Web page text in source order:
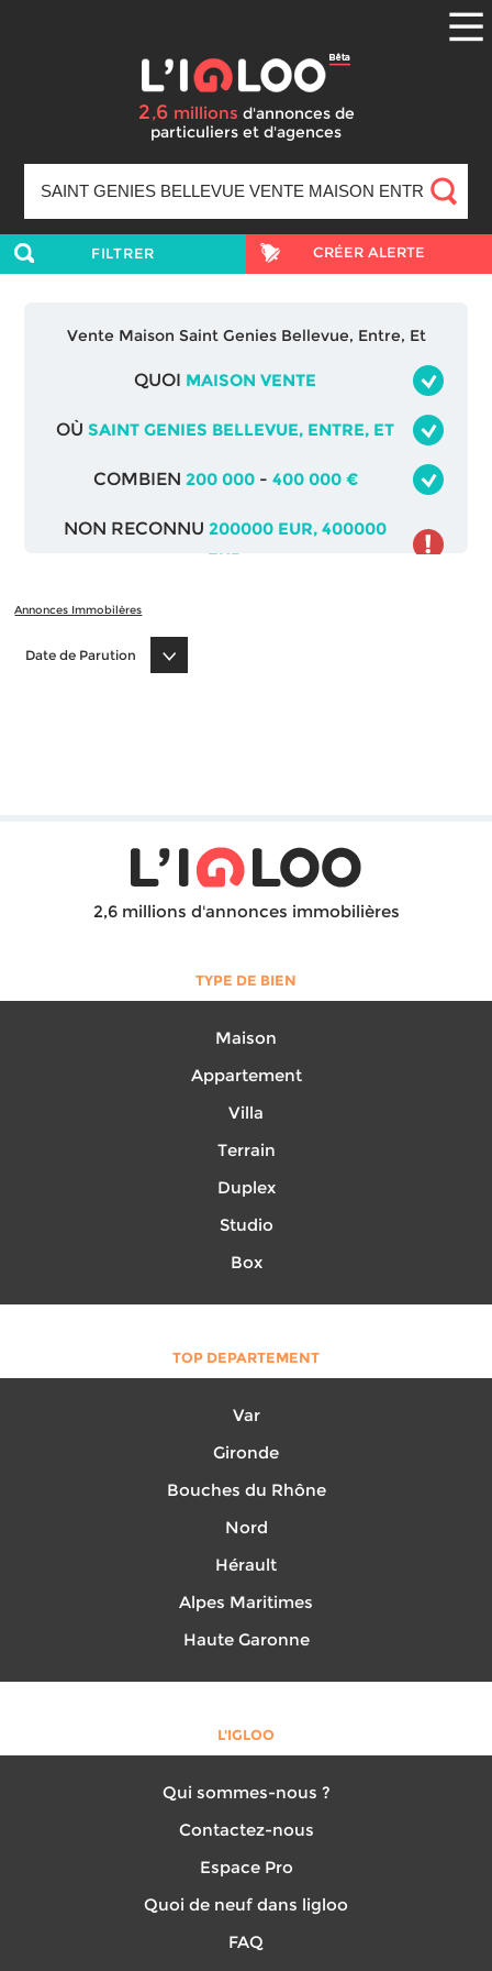
2,6 millions d'annonces de
particuliers et d'agences
FILTRER CRÉER ALERTE
Vente Maison Saint Genies Bellevue, Entre, Et
QUOI MAISON VENTE
OÙ SAINT GENIES BELLEVUE, ENTRE, ET
COMBIEN 200 000 - 400 000 €
NON RECONNU 200000 EUR, 400000
EUR
Annonces Immobilères
Date de Parution
2,6 millions d'annonces immobilières
TYPE DE BIEN
Maison
Appartement
Villa
Terrain
Duplex
Studio
Box
TOP DEPARTEMENT
Var
Gironde
Bouches du Rhône
Nord
Hérault
Alpes Maritimes
Haute Garonne
L'IGLOO
Qui sommes-nous ?
Contactez-nous
Espace Pro
Quoi de neuf dans ligloo
FAQ